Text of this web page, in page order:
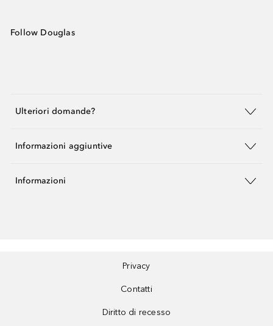
Follow Douglas
Ulteriori domande?
Informazioni aggiuntive
Informazioni
Privacy
Contatti
Diritto di recesso